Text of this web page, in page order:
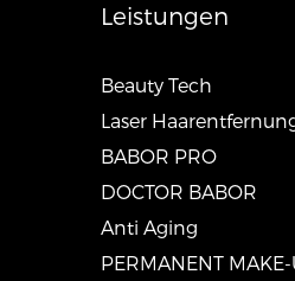
Leistungen
Beauty Tech
Laser
BABOR PRO
DOCTOR BABOR
Anti Aging
PERMANENT